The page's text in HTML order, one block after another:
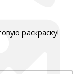
раскраску!